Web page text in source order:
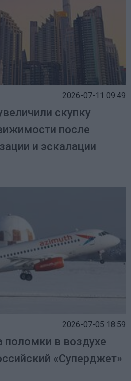
2026-07-11 09:49
скупку
после
и эскалации
2026-07-05 18:59
поломки в воздухе
«Суперджет»